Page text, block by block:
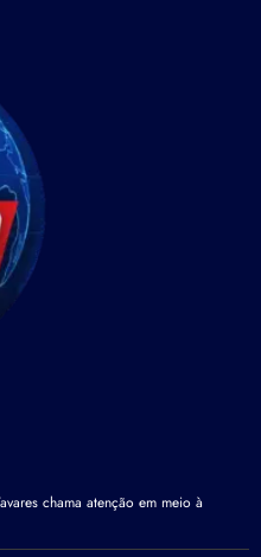
chama atenção em meio à